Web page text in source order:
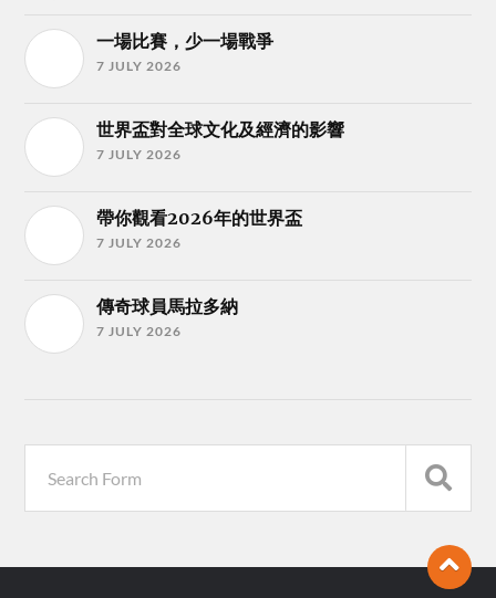
一場比賽，少一場戰爭
7 JULY 2026
世界盃對全球文化及經濟的影響
7 JULY 2026
帶你觀看2026年的世界盃
7 JULY 2026
傳奇球員馬拉多納
7 JULY 2026